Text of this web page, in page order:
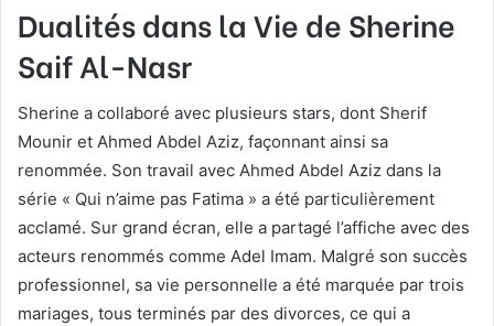
Dualités dans la Vie de Sherine
Saif Al-Nasr
Sherine a collaboré avec plusieurs stars, dont Sherif
Mounir et Ahmed Abdel Aziz, façonnant ainsi sa
renommée. Son travail avec Ahmed Abdel Aziz dans la
série « Qui n’aime pas Fatima » a été particulièrement
acclamé. Sur grand écran, elle a partagé l’affiche avec des
acteurs renommés comme Adel Imam. Malgré son succès
professionnel, sa vie personnelle a été marquée par trois
mariages, tous terminés par des divorces, ce qui a